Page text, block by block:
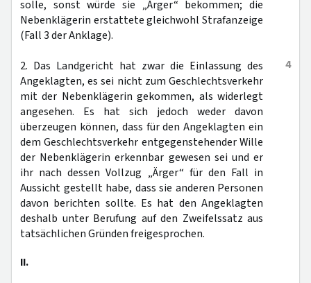
solle, sonst würde sie „Ärger“ bekommen; die
Nebenklägerin erstattete gleichwohl Strafanzeige
(Fall 3 der Anklage).
4
2. Das Landgericht hat zwar die Einlassung des
Angeklagten, es sei nicht zum Geschlechtsverkehr
mit der Nebenklägerin gekommen, als widerlegt
angesehen. Es hat sich jedoch weder davon
überzeugen können, dass für den Angeklagten ein
dem Geschlechtsverkehr entgegenstehender Wille
der Nebenklägerin erkennbar gewesen sei und er
ihr nach dessen Vollzug „Ärger“ für den Fall in
Aussicht gestellt habe, dass sie anderen Personen
davon berichten sollte. Es hat den Angeklagten
deshalb unter Berufung auf den Zweifelssatz aus
tatsächlichen Gründen freigesprochen.
II.